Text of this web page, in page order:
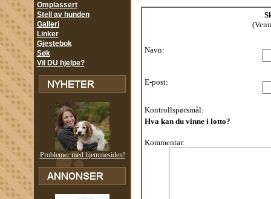
Omplassert
Stell av hunden
Galleri
Linker
Gjestebok
Søk
Vil DU hjelpe?
Problemer med hjemmesiden!
Navn:
E-post:
Kontrollspørsmål:
Hva kan du vinne i lotto?
Kommentar: